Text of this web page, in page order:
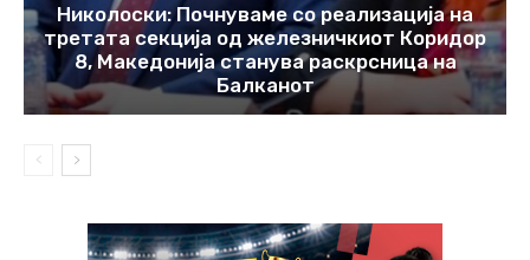
Николоски: Почнуваме со реализација на
третата секција од железничкиот Коридор
8, Македонија станува раскрсница на
Балканот